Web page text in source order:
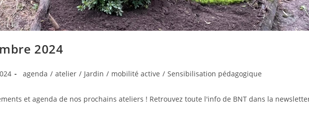
2024
Post
agenda / atelier / Jardin / mobilité active / Sensibilisation pédagogique
et agenda de nos prochains ateliers ! Retrouvez toute l'info de BNT dans la